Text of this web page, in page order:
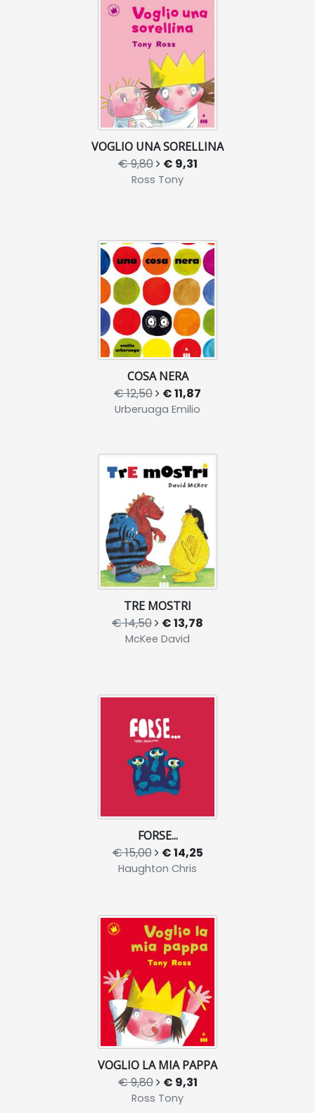
VOGLIO UNA SORELLINA
€ 9,80 € 9,31
Ross Tony
COSA NERA
€ 12,50 € 11,87
Urberuaga Emilio
TRE MOSTRI
€ 14,50 € 13,78
McKee David
FORSE...
€ 15,00 € 14,25
Haughton Chris
VOGLIO LA MIA PAPPA
€ 9,80 € 9,31
Ross Tony